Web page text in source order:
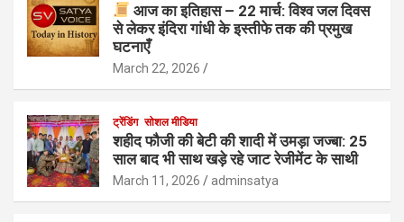
आज का इतिहास – 22 मार्च: विश्व जल दिवस
से लेकर इंदिरा गांधी के इस्तीफे तक की प्रमुख
घटनाएँ
March 22, 2026
ट्रेंडिंग सोशल मीडिया
शहीद फौजी की बेटी की शादी में उमड़ा जज्बा: 25
साल बाद भी साथ खड़े रहे जाट रेजीमेंट के साथी
March 11, 2026 adminsatya